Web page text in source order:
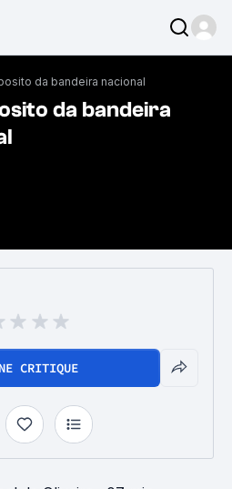
da bandeira nacional
da bandeira
CRITIQUE